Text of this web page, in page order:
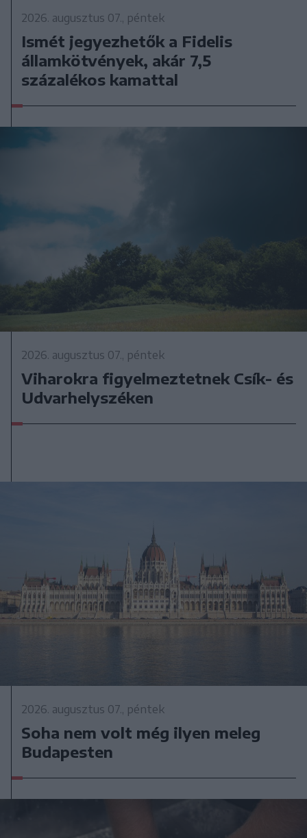
2026. augusztus 07., péntek
Ismét jegyezhetők a Fidelis
államkötvények, akár 7,5
százalékos kamattal
2026. augusztus 07., péntek
Viharokra figyelmeztetnek Csík- és
Udvarhelyszéken
2026. augusztus 07., péntek
Soha nem volt még ilyen meleg
Budapesten